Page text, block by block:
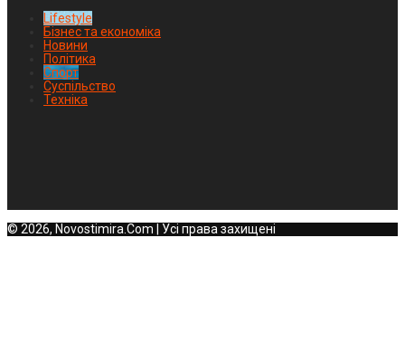
Lifestyle
Бізнес та економіка
Новини
Політика
Спорт
Суспільство
Техніка
© 2026, Novostimira.Com | Усі права захищені